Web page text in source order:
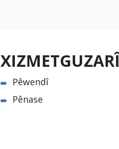
XIZMETGUZARÎ
Pêwendî
Pênase